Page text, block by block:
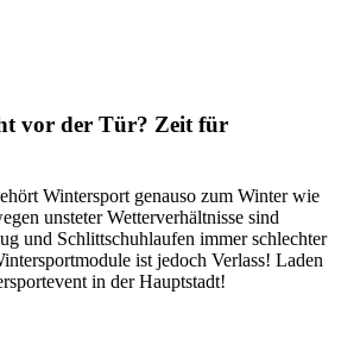
vor der Tür? Zeit für
Wintersport genauso zum Winter wie
unsteter Wetterverhältnisse sind
und Schlittschuhlaufen immer schlechter
ist jedoch Verlass! Laden
in der Hauptstadt!